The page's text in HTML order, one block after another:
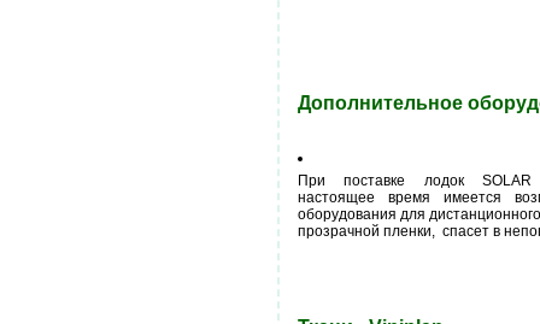
Дополнительное
При поставке лодок
настоящее время имеется
оборудования для
прозрачной пленки, спасет в